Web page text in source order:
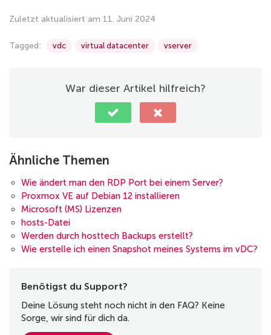
Zuletzt aktualisiert am 11. Juni 2024
Tagged: vdc virtual datacenter vserver
War dieser Artikel hilfreich?
Ähnliche Themen
Wie ändert man den RDP Port bei einem Server?
Proxmox VE auf Debian 12 installieren
Microsoft (MS) Lizenzen
hosts-Datei
Werden durch hosttech Backups erstellt?
Wie erstelle ich einen Snapshot meines Systems im vDC?
Benötigst du Support?
Deine Lösung steht noch nicht in den FAQ? Keine
Sorge, wir sind für dich da.